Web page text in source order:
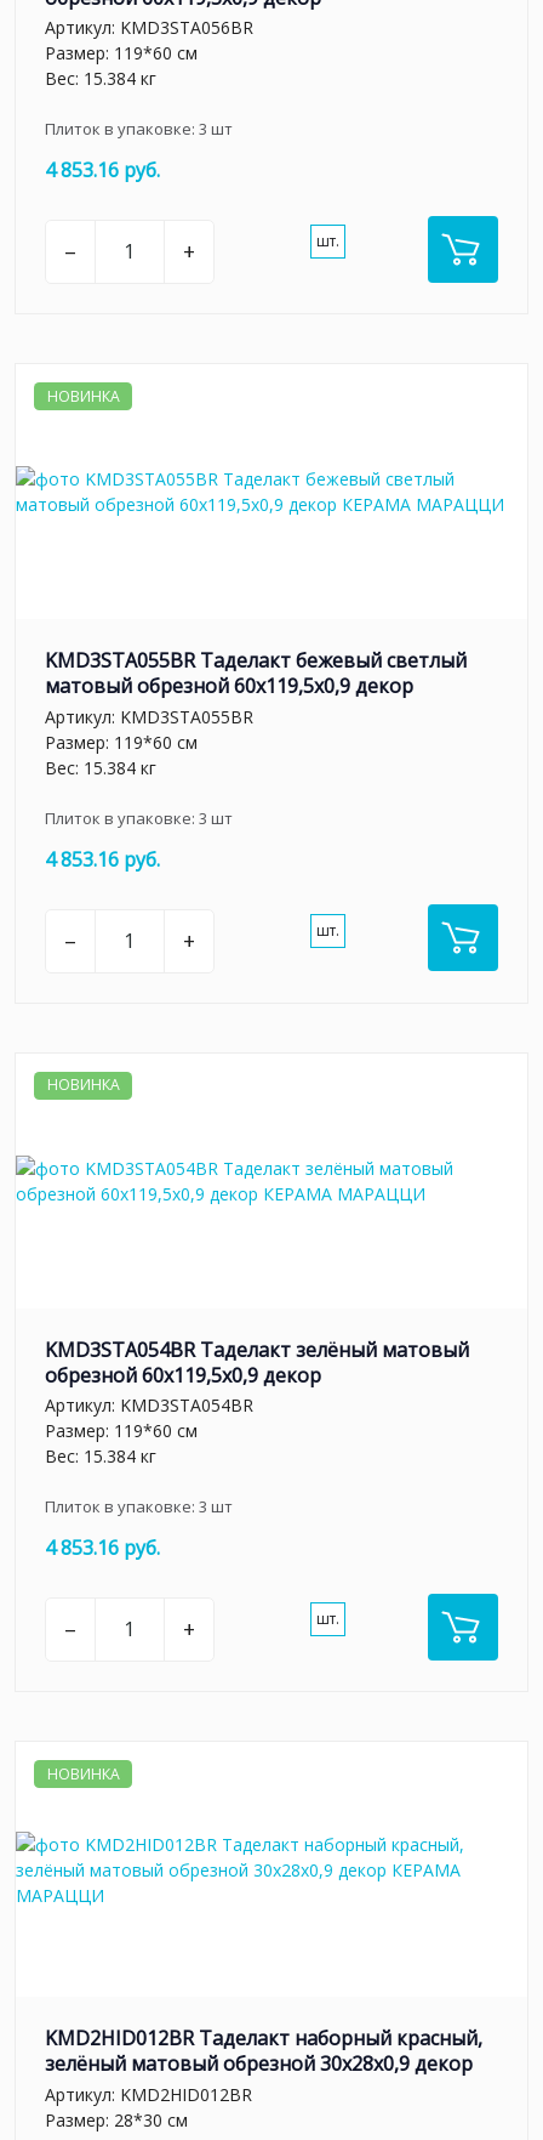
Артикул: KMD3STA056BR
Размер: 119*60 см
Вес: 15.384 кг
Плиток в упаковке: 3 шт
4 853.16 руб.
– + шт.
НОВИНКА
KMD3STA055BR Таделакт бежевый светлый
матовый обрезной 60x119,5x0,9 декор
Артикул: KMD3STA055BR
Размер: 119*60 см
Вес: 15.384 кг
Плиток в упаковке: 3 шт
4 853.16 руб.
– + шт.
НОВИНКА
KMD3STA054BR Таделакт зелёный матовый
обрезной 60x119,5x0,9 декор
Артикул: KMD3STA054BR
Размер: 119*60 см
Вес: 15.384 кг
Плиток в упаковке: 3 шт
4 853.16 руб.
– + шт.
НОВИНКА
KMD2HID012BR Таделакт наборный красный,
зелёный матовый обрезной 30x28x0,9 декор
Артикул: KMD2HID012BR
Размер: 28*30 см